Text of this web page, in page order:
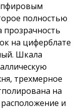
полностью
на циферблате
Шкала
трехмерное
на
и